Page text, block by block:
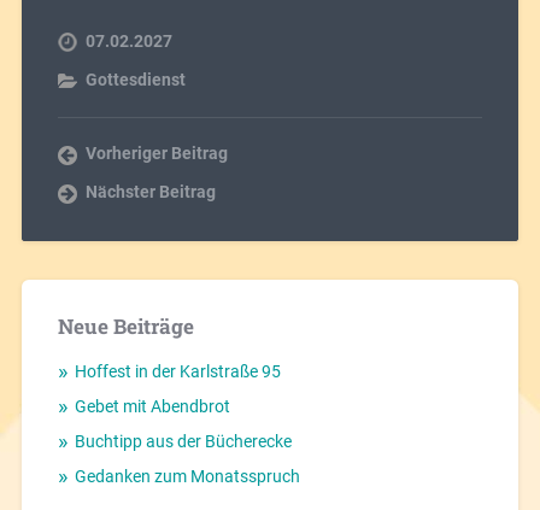
07.02.2027
Gottesdienst
Vorheriger Beitrag
Nächster Beitrag
Neue Beiträge
Hoffest in der Karlstraße 95
Gebet mit Abendbrot
Buchtipp aus der Bücherecke
Gedanken zum Monatsspruch